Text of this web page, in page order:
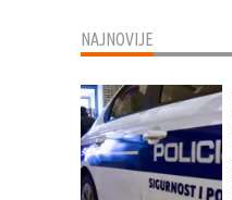
NAJNOVIJE